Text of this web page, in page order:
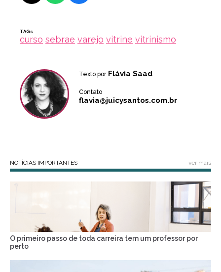
TAGs
curso sebrae varejo vitrine vitrinismo
Texto por Flávia Saad
Contato
flavia@juicysantos.com.br
NOTÍCIAS IMPORTANTES ver mais
O primeiro passo de toda carreira tem um professor por
perto